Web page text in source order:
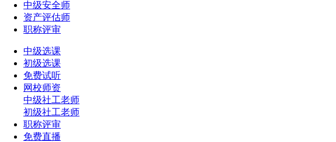
中级安全师
资产评估师
职称评审
中级选课
初级选课
免费试听
网校师资
中级社工老师
初级社工老师
职称评审
免费直播